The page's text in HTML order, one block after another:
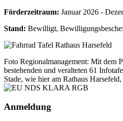
Förderzeitraum: Januar 2026 -
Stand: Bewilligt,
Foto Regionalmanagement: Mit dem
bestehenden und veralteten 61
Stade, wie hier am Rathaus
Anmeldung